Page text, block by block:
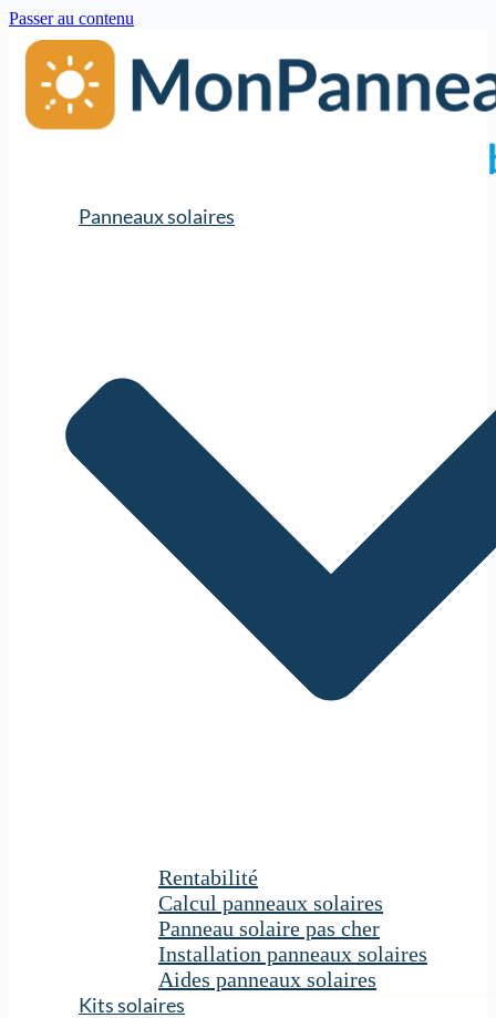
Passer au contenu
Panneaux solaires
Rentabilité
Calcul panneaux solaires
Panneau solaire pas cher
Installation panneaux solaires
Aides panneaux solaires
Kits solaires